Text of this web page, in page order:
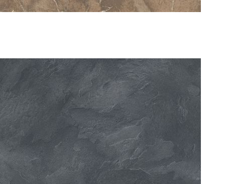
DARK SLATE 0231